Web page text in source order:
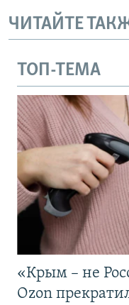
ЧИТАЙТЕ
ТОП-ТЕМА
«Крым – не
Ozon